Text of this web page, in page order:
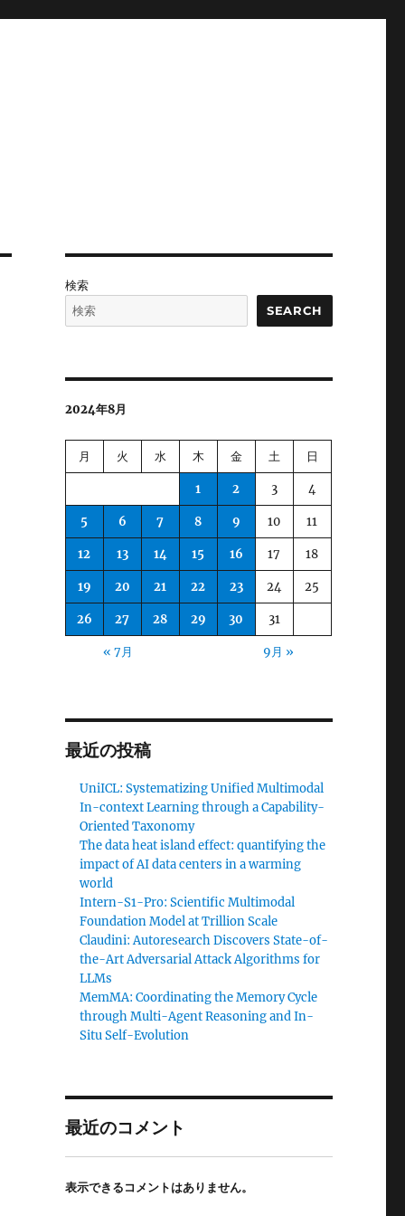
検索
SEARCH
2024年8月
月 火 水 木 金 土 日
1 2 3 4
5 6 7 8 9 10 11
12 13 14 15 16 17 18
19 20 21 22 23 24 25
26 27 28 29 30 31
« 7月 9月 »
最近の投稿
UniICL: Systematizing Unified Multimodal
In-context Learning through a Capability-
Oriented Taxonomy
The data heat island effect: quantifying the
impact of AI data centers in a warming
world
Intern-S1-Pro: Scientific Multimodal
Foundation Model at Trillion Scale
Claudini: Autoresearch Discovers State-of-
the-Art Adversarial Attack Algorithms for
LLMs
MemMA: Coordinating the Memory Cycle
through Multi-Agent Reasoning and In-
Situ Self-Evolution
最近のコメント
表示できるコメントはありません。